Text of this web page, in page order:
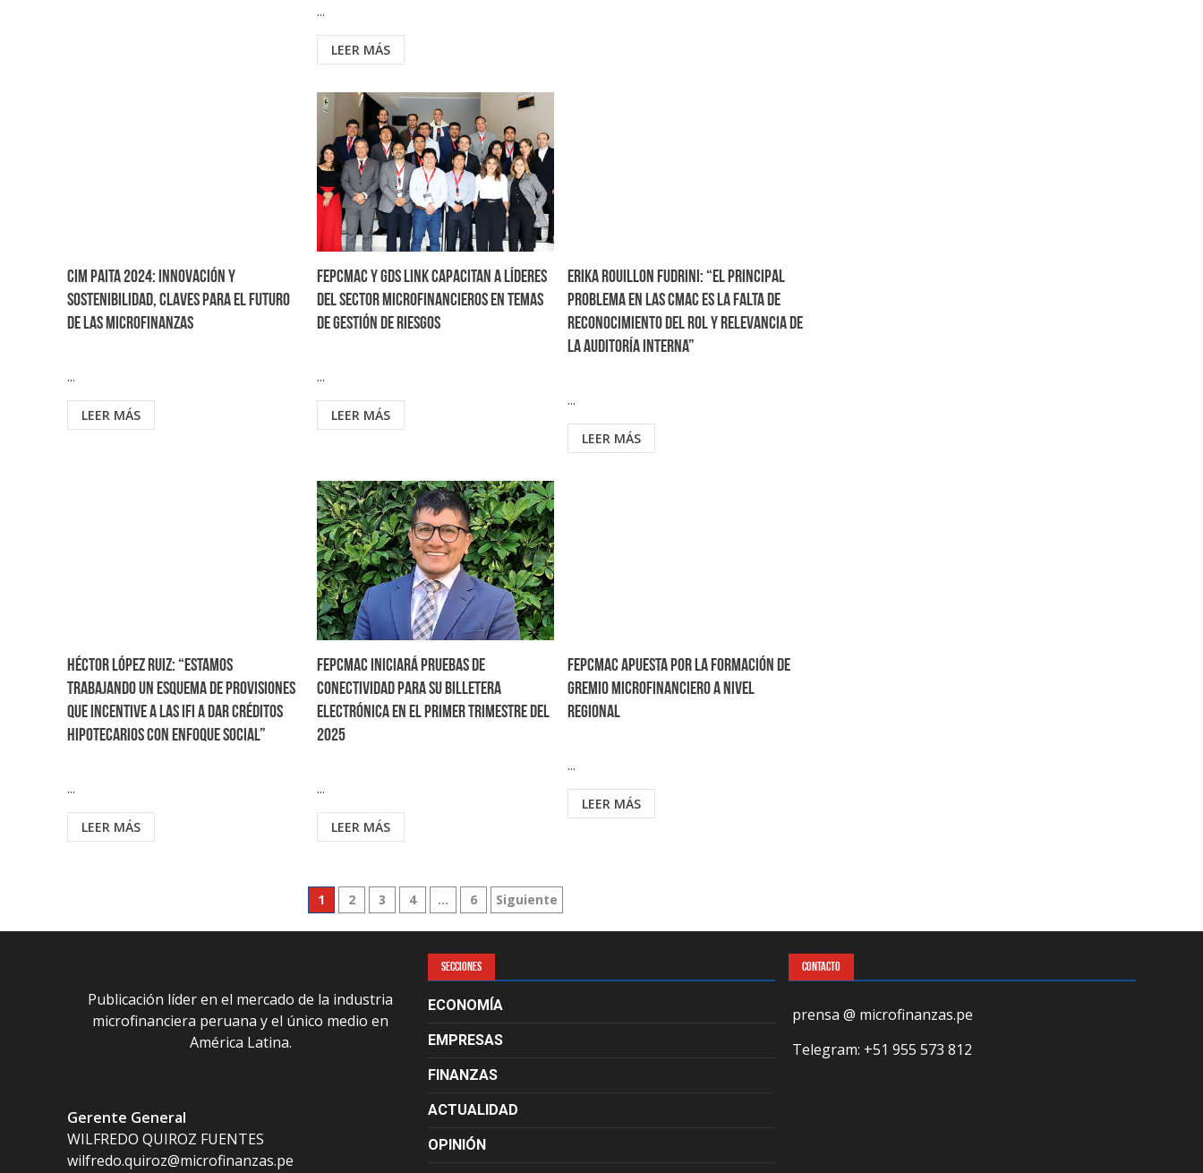
...
LEER MÁS
CIM Paita 2024: Innovación y
sostenibilidad, claves para el futuro
de las microfinanzas
...
LEER MÁS
Fepcmac y GDS LINK capacitan a líderes
del sector microfinancieros en temas
de gestión de riesgos
...
LEER MÁS
Erika Rouillon Fudrini: “El principal
problema en las CMAC es la falta de
reconocimiento del rol y relevancia de
la auditoría interna”
...
LEER MÁS
Héctor López Ruiz: “Estamos
trabajando un esquema de provisiones
que incentive a las IFI a dar créditos
hipotecarios con enfoque social”
...
LEER MÁS
FEPCMAC iniciará pruebas de
conectividad para su billetera
electrónica en el primer trimestre del
2025
...
LEER MÁS
FEPCMAC apuesta por la formación de
gremio microfinanciero a nivel
regional
...
LEER MÁS
Paginación
de
1 2 3 4 … 6 Siguiente
Publicación líder en el mercado de la industria
microfinanciera peruana y el único medio en
América Latina.
Gerente General
WILFREDO QUIROZ FUENTES
wilfredo.quiroz@microfinanzas.pe
SECCIONES
ECONOMÍA
EMPRESAS
FINANZAS
ACTUALIDAD
OPINIÓN
CONTACTO
prensa @ microfinanzas.pe
Telegram: +51 955 573 812